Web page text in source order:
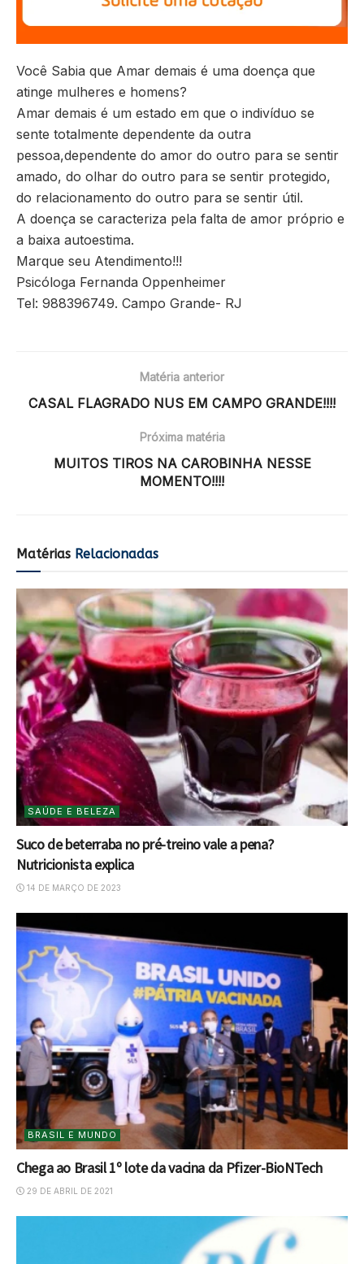
Você Sabia que Amar demais é uma doença que
atinge mulheres e homens?
Amar demais é um estado em que o indivíduo se
sente totalmente dependente da outra
pessoa,dependente do amor do outro para se sentir
amado, do olhar do outro para se sentir protegido,
do relacionamento do outro para se sentir útil.
A doença se caracteriza pela falta de amor próprio e
a baixa autoestima.
Marque seu Atendimento!!!
Psicóloga Fernanda Oppenheimer
Tel: 988396749. Campo Grande- RJ
Matéria anterior
CASAL FLAGRADO NUS EM CAMPO GRANDE!!!!
Próxima matéria
MUITOS TIROS NA CAROBINHA NESSE
MOMENTO!!!!
Matérias Relacionadas
SAÚDE E BELEZA
Suco de beterraba no pré-treino vale a pena?
Nutricionista explica
14 DE MARÇO DE 2023
BRASIL E MUNDO
Chega ao Brasil 1º lote da vacina da Pfizer-BioNTech
29 DE ABRIL DE 2021